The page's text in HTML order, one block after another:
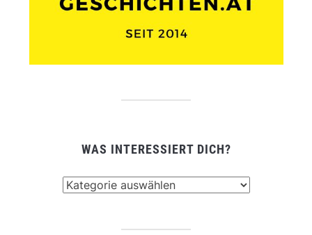
WAS INTERESSIERT DICH?